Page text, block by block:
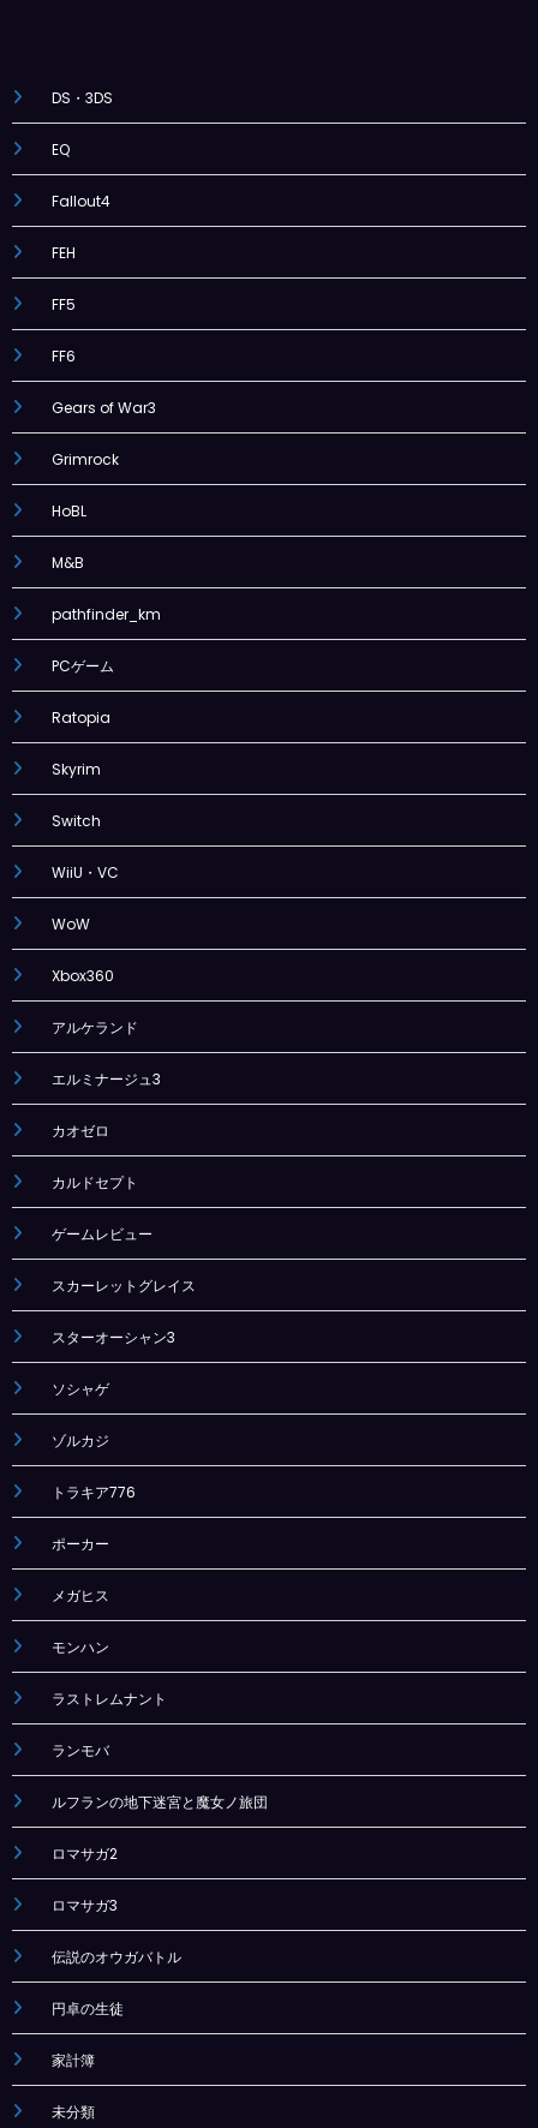
DS・3DS
EQ
Fallout4
FEH
FF5
FF6
Gears of War3
Grimrock
HoBL
M&B
pathfinder_km
PCゲーム
Ratopia
Skyrim
Switch
WiiU・VC
WoW
Xbox360
アルケランド
エルミナージュ3
カオゼロ
カルドセプト
ゲームレビュー
スカーレットグレイス
スターオーシャン3
ソシャゲ
ゾルカジ
トラキア776
ポーカー
メガヒス
モンハン
ラストレムナント
ランモバ
ルフランの地下迷宮と魔女ノ旅団
ロマサガ2
ロマサガ3
伝説のオウガバトル
円卓の生徒
家計簿
未分類